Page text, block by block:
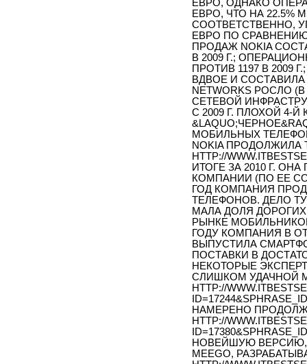
ЕВРО, ОДНАКО
ЕВРО, ЧТО НА
СООТВЕТСТВЕННО,
ЕВРО ПО СРАВНЕНИЮ
ПРОДАЖ NOKIA
В 2009 Г.;
ПРОТИВ 1197 В 2009
ВДВОЕ И СОСТАВИЛА
NETWORKS РОСЛО
СЕТЕВОЙ
С 2009 Г. ПЛОХОЙ 4-
МОБИЛЬНЫХ
NOKIA ПРОДОЛЖИЛА
HTTP://
ИТОГЕ ЗА 2010 Г.
КОМПАНИИ (ПО ЕЕ
ГОД КОМПАНИЯ
ТЕЛЕФОНОВ. ДЕЛО
МАЛА ДОЛЯ
РЫНКЕ
ГОДУ КОМПАНИЯ В
ВЫПУСТИЛА
ПОСТАВКИ В
НЕКОТОРЫЕ
СЛИШКОМ УДАЧНОЙ
HTTP://
НАМЕРЕНО
HTTP://
НОВЕЙШУЮ ВЕРСИЮ,
MEEGO,